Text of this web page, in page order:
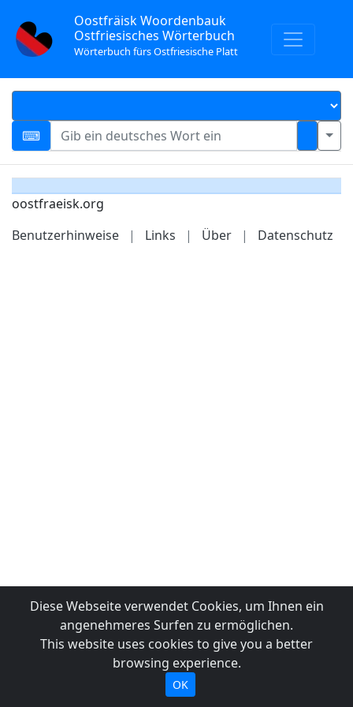
Oostfräisk Woordenbauk
Ostfriesisches Wörterbuch
Wörterbuch fürs Ostfriesische Platt
oostfraeisk.org
Benutzerhinweise
| Links | Über | Datenschutz
Diese Webseite verwendet Cookies, um Ihnen ein
angenehmeres Surfen zu ermöglichen.
This website uses cookies to give you a better
browsing experience.
OK